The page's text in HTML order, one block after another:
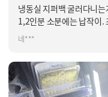
냉동실 지퍼백 굴러다니
1,2인분 소분에는 납작이.
모자라서 더 사야겠어요.
네***